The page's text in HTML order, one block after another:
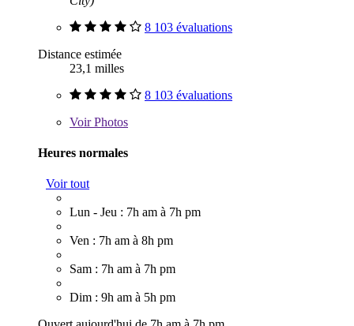
8 103 évaluations
Distance estimée
23,1 milles
8 103 évaluations
VoirPhotos
Heures normales
Voir tout
Lun - Jeu : 7h am à 7h pm
Ven : 7h am à 8h pm
Sam : 7h am à 7h pm
Dim : 9h am à 5h pm